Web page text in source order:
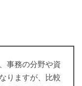
事務の分野や資
りますが、比較